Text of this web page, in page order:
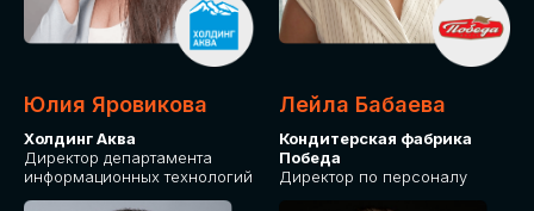
Юлия Яровикова
Холдинг Аква
Директор департамента
информационных технологий
Лейла Бабаева
Кондитерская фабрика
Победа
Директор по персоналу